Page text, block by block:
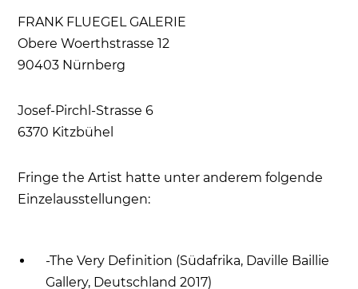
FRANK FLUEGEL GALERIE
Obere Woerthstrasse 12
90403 Nürnberg
Josef-Pirchl-Strasse 6
6370 Kitzbühel
Fringe the Artist hatte unter anderem folgende
Einzelausstellungen:
-The Very Definition (Südafrika, Daville Baillie
Gallery, Deutschland 2017)